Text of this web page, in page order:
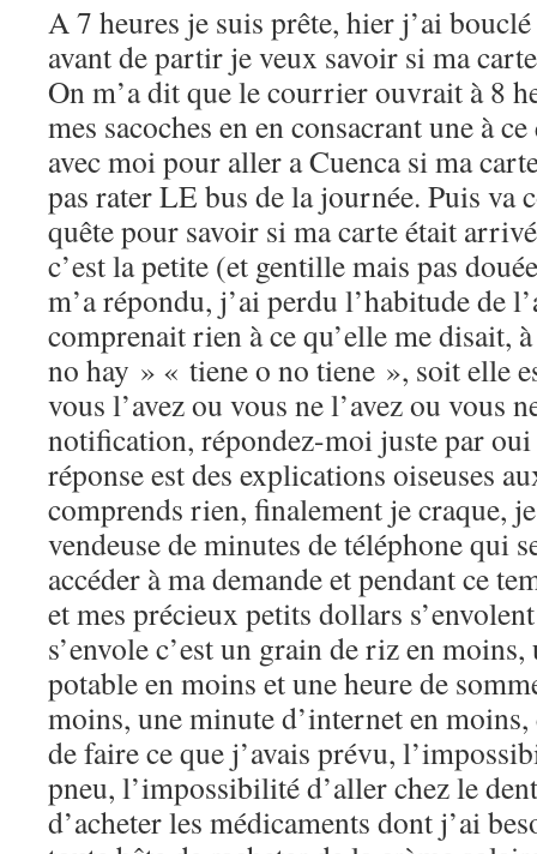
A 7 heures je suis prête, hier j’ai
avant de partir je veux savoir si ma
On m’a dit que le courrier ouvrait à 8
mes sacoches en en consacrant une à
avec moi pour aller a Cuenca si ma
pas rater LE bus de la journée. Puis va
quête pour savoir si ma carte était
c’est la petite (et gentille mais pas
m’a répondu, j’ai perdu l’habitude de
comprenait rien à ce qu’elle me disait,
no hay » « tiene o no tiene », soit elle
vous l’avez ou vous ne l’avez ou vous
notification, répondez-moi juste par
réponse est des explications oiseuses
comprends rien, finalement je craque,
vendeuse de minutes de téléphone qui
accéder à ma demande et pendant ce
et mes précieux petits dollars
s’envole c’est un grain de riz en moins,
potable en moins et une heure de
moins, une minute d’internet en
de faire ce que j’avais prévu,
pneu, l’impossibilité d’aller chez le
d’acheter les médicaments dont j’ai